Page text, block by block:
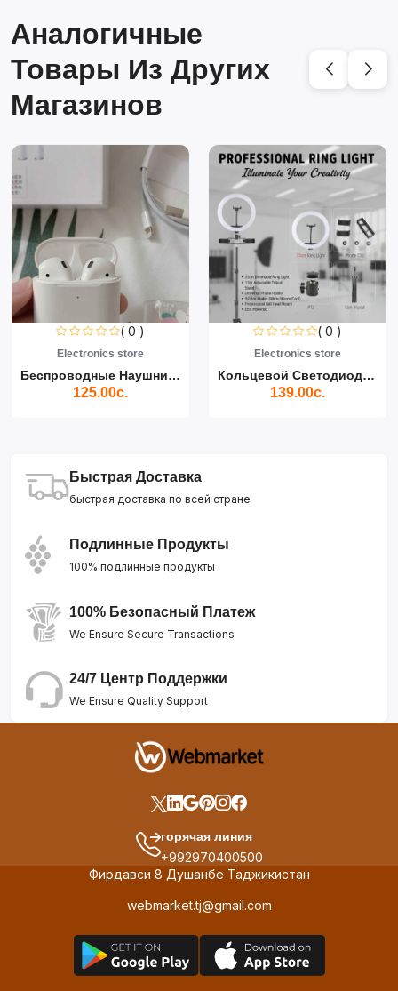
Аналогичные
Товары Из Других
Магазинов
( 0 )
Electronics store
Беспроводные Наушники Air...
125.00с.
( 0 )
Electronics store
Кольцевой Светодиодный Св...
139.00с.
Быстрая Доставка
быстрая доставка по всей стране
Подлинные Продукты
100% подлинные продукты
100% Безопасный Платеж
We Ensure Secure Transactions
24/7 Центр Поддержки
We Ensure Quality Support
горячая линия
+992970400500
Фирдавси 8 Душанбе Таджикистан
webmarket.tj@gmail.com